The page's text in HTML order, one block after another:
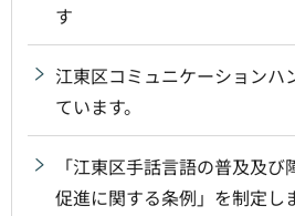
す
江東区コミュニケーションハ
ています。
「江東区手話言語の普及及
促進に関する条例」を制定し